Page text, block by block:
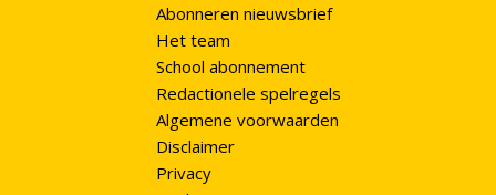
Abonneren nieuwsbrief
Het team
School abonnement
Redactionele spelregels
Algemene voorwaarden
Disclaimer
Privacy